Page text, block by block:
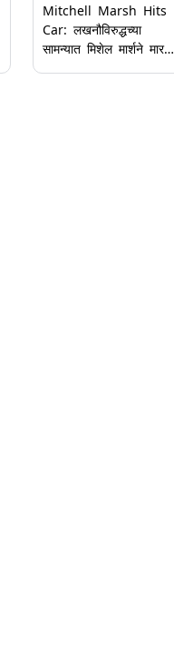
Mitchell Marsh Hits
Car: लखनौविरुद्धच्या
सामन्यात मिशेल मार्शने मारला